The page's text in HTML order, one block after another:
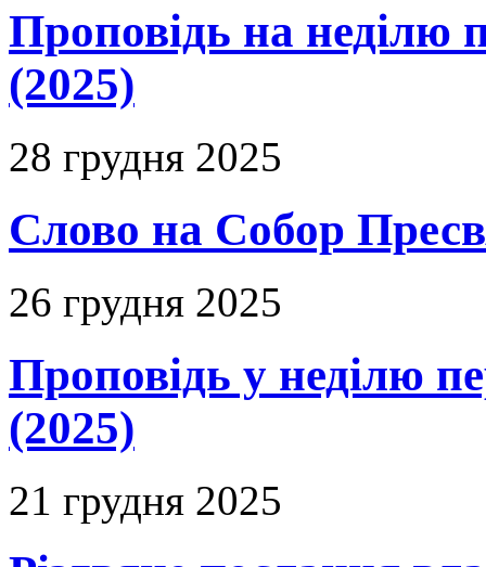
Проповідь на неділю
(2025)
28 грудня 2025
Слово на Собор
26 грудня 2025
Проповідь у неділю
(2025)
21 грудня 2025